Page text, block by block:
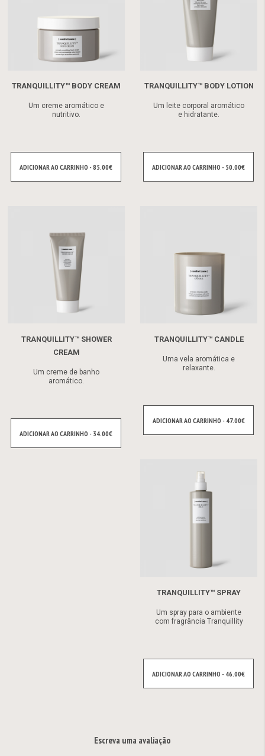
TRANQUILLITY™ BODY CREAM
Um creme aromático e
nutritivo.
ADICIONAR AO CARRINHO - 85.00€
TRANQUILLITY™ BODY LOTION
Um leite corporal aromático
e hidratante.
ADICIONAR AO CARRINHO - 50.00€
TRANQUILLITY™ SHOWER
CREAM
Um creme de banho
aromático.
ADICIONAR AO CARRINHO - 34.00€
TRANQUILLITY™ CANDLE
Uma vela aromática e
relaxante.
ADICIONAR AO CARRINHO - 47.00€
TRANQUILLITY™ SPRAY
Um spray para o ambiente
com fragrância Tranquillity
ADICIONAR AO CARRINHO - 46.00€
Escreva uma avaliação